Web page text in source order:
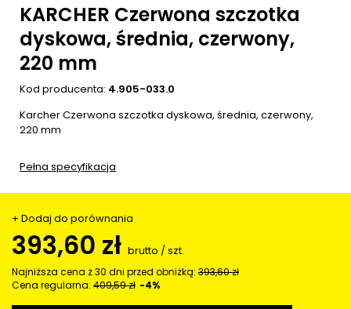
KARCHER Czerwona szczotka
dyskowa, średnia, czerwony,
220 mm
Kod producenta: 4.905-033.0
Karcher Czerwona szczotka dyskowa, średnia, czerwony,
220 mm
Pełna specyfikacja
+ Dodaj do porównania
393,60 zł brutto /szt.
Najniższa cena z 30 dni przed obniżką: 393,60 zł
Cena regularna: 409,59 zł -4%